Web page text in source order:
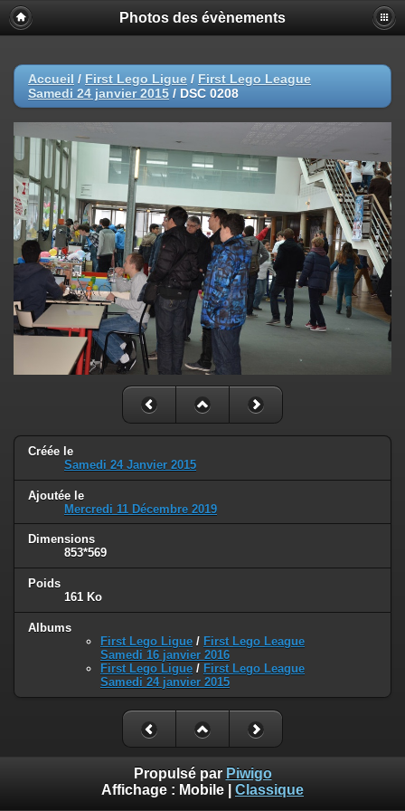
Photos des évènements
Accueil / First Lego Ligue / First Lego League
Samedi 24 janvier 2015 / DSC 0208
Créée le
Samedi 24 Janvier 2015
Ajoutée le
Mercredi 11 Décembre 2019
Dimensions
853*569
Poids
161 Ko
Albums
First Lego Ligue / First Lego League
Samedi 16 janvier 2016
First Lego Ligue / First Lego League
Samedi 24 janvier 2015
Propulsé par Piwigo
Affichage : Mobile Classique